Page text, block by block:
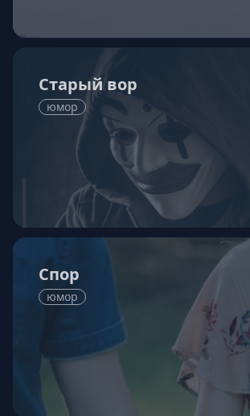
Старый вор
юмор
Спор
юмор